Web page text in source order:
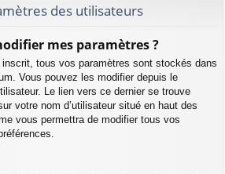
des utilisateurs
mes paramètres ?
tous vos paramètres sont stockés dans
Vous pouvez les modifier depuis le
Le lien vers ce dernier se trouve
votre nom d’utilisateur situé en haut des
vous permettra de modifier tous vos